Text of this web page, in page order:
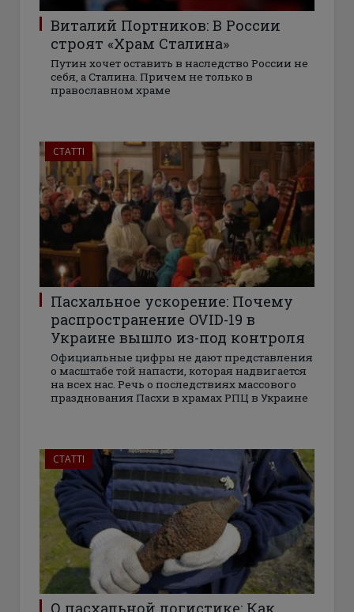
Виталий Портников: В России
строят «Храм Сталина»
Путин хочет оставить в наследство России не
себя, а Сталина. Причем не только в
православном храме
СТАТТІ
Пасхальное ускорение: Почему
распространение OVID-19 в
Украине вышло из-под контроля
Официальные цифры не дают представления
о масштабе той напасти, которая надвигается
на всех нас. Речь о последствиях массового
празднования Пасхи в храмах РПЦ в Украине
СТАТТІ
О пасхальной логистике: Как